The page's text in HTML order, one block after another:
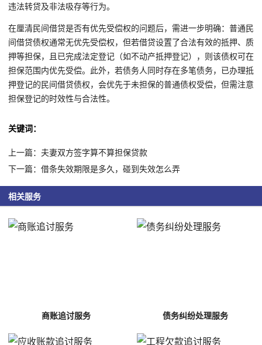
违法转贷及非法吸存等行为。
在厘清民间借贷是否有优先受偿权的问题后，需进一步明确：普通民
间借贷债权通常无优先受偿权，但若借贷设置了合法有效的抵押、质
押等担保，且已完成法定登记（如不动产抵押登记），则该债权可在
担保范围内优先受偿。此外，若债务人同时存在多笔债务，已办理抵
押登记的民间借贷债权，会优先于未担保的普通债权受偿，但需注意
担保登记的时效性与合法性。
关键词：
上一篇：夫妻双方签字算不算担保贷款
下一篇：借条失效期限是多久，碰到失效怎么弄
相关服务
商账追讨服务 债务纠纷处理服务